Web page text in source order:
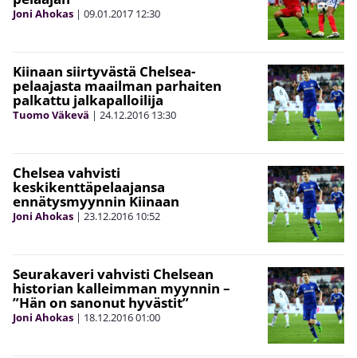
Joni Ahokas | 09.01.2017 12:30
Kiinaan siirtyvästä Chelsea-
pelaajasta maailman parhaiten
palkattu jalkapalloilija
Tuomo Väkevä | 24.12.2016 13:30
Chelsea vahvisti
keskikenttäpelaajansa
ennätysmyynnin Kiinaan
Joni Ahokas | 23.12.2016 10:52
Seurakaveri vahvisti Chelsean
historian kalleimman myynnin –
”Hän on sanonut hyvästit”
Joni Ahokas | 18.12.201601:00